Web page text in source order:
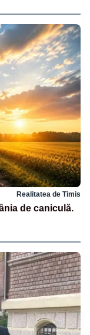
Realitatea de Timis
de caniculă.